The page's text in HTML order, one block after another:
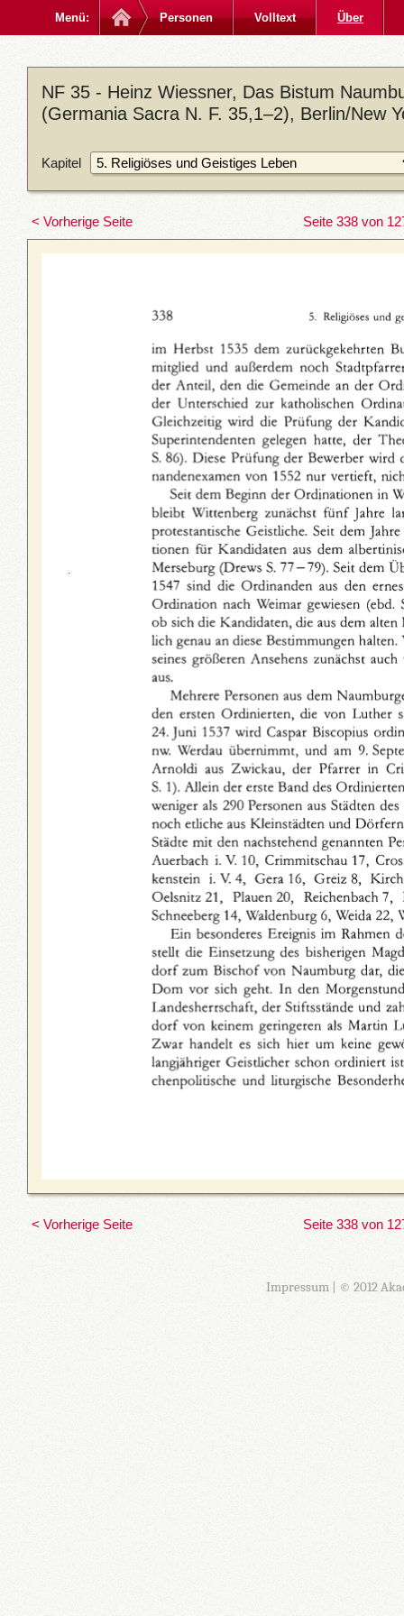
Menü: Personen Volltext Über
NF 35 - Heinz Wiessner, Das Bistum
(Germania Sacra N. F. 35,1–2), Berlin/New
Kapitel
< Vorherige Seite Seite 338 von
< Vorherige Seite Seite 338 von
Impressum| © 2012